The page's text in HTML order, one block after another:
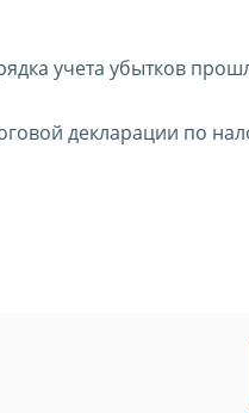
учета убытков
декларации по